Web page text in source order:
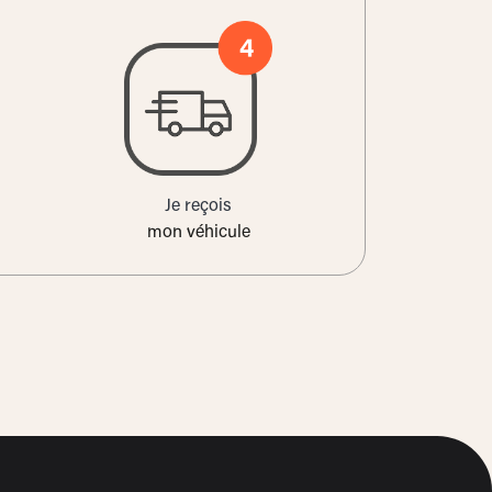
Je reçois
mon véhicule